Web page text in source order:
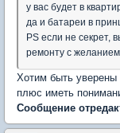
у вас будет в
да и батареи в
PS если не секрет,
ремонту с
Хотим быть уверены
плюс иметь
Сообщение